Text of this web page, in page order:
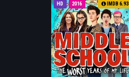
HD 2016 IMDB 6.93